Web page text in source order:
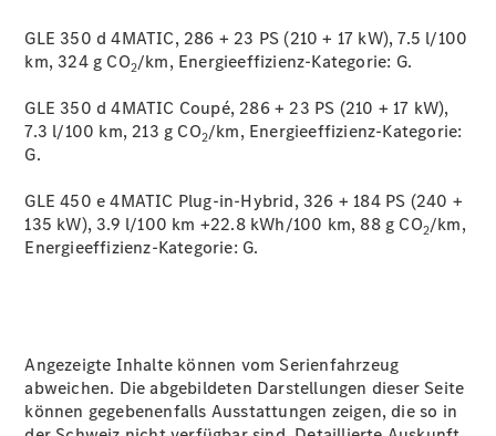
GLE 350 d 4MATIC, 286 + 23 PS (210 + 17 kW), 7.5 l/100
km, 324 g CO2/km, Energieeffizienz-Kategorie: G.
GLE 350 d 4MATIC Coupé, 286 + 23 PS (210 + 17 kW),
7.3 l/100 km, 213 g CO2/km, Energieeffizienz-Kategorie:
G.
GLE 450 e 4MATIC Plug-in-Hybrid, 326 + 184 PS (240 +
135 kW), 3.9 l/100 km +22.8 kWh/100 km, 88 g CO2/km,
Energieeffizienz-Kategorie: G.
Angezeigte Inhalte können vom Serienfahrzeug
abweichen. Die abgebildeten Darstellungen dieser Seite
können gegebenenfalls Ausstattungen zeigen, die so in